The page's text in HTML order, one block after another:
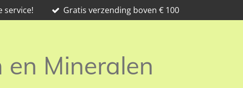
service! Gratis verzending boven € 100
en Mineralen